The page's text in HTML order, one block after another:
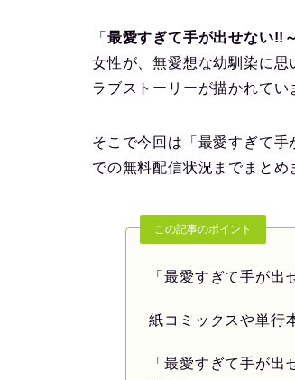
「 最愛すぎて手が出せない!!
女性が、無愛想な幼馴染に
ラブストーリーが描かれてい
そこで今回は「最愛すぎて
での無料配信状況までまとめ
この記事のポイント
「最愛すぎて手が出
紙コミックスや単行
「最愛すぎて手が